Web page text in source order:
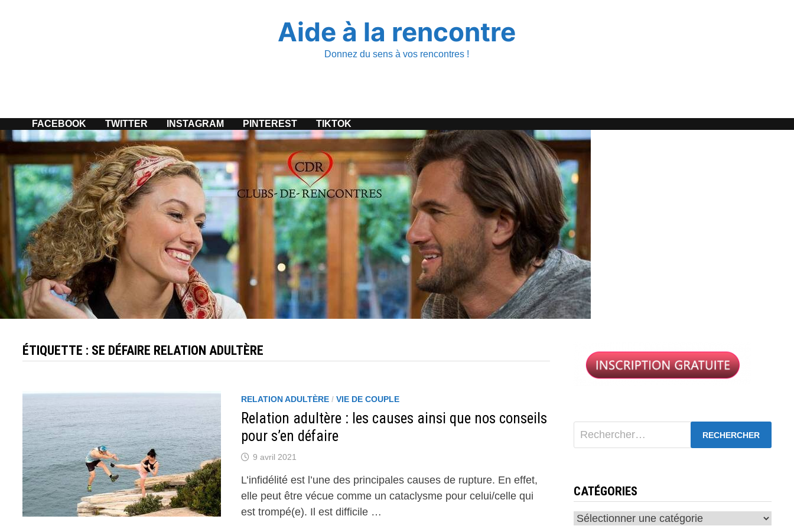
Aide à la rencontre
Donnez du sens à vos rencontres !
FACEBOOK TWITTER INSTAGRAM PINTEREST TIKTOK
ÉTIQUETTE : SE DÉFAIRE RELATION ADULTÈRE
RELATION ADULTÈRE/ VIE DE COUPLE
Relation adultère : les causes ainsi que nos conseils
pour s’en défaire
9 avril 2021
L’infidélité est l’une des principales causes de rupture. En effet,
elle peut être vécue comme un cataclysme pour celui/celle qui
est trompé(e). Il est difficile …
Rechercher :
CATÉGORIES
Catégories